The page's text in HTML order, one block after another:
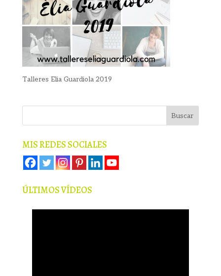
Talleres Elia Guardiola 2019
MIS REDES SOCIALES
ÚLTIMOS VÍDEOS